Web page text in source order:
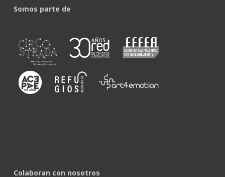
Somos parte de
Colaboran con nosotros